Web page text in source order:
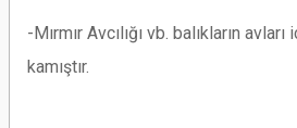
-Mırmır Avcılığı vb. balıkların
kamıştır.